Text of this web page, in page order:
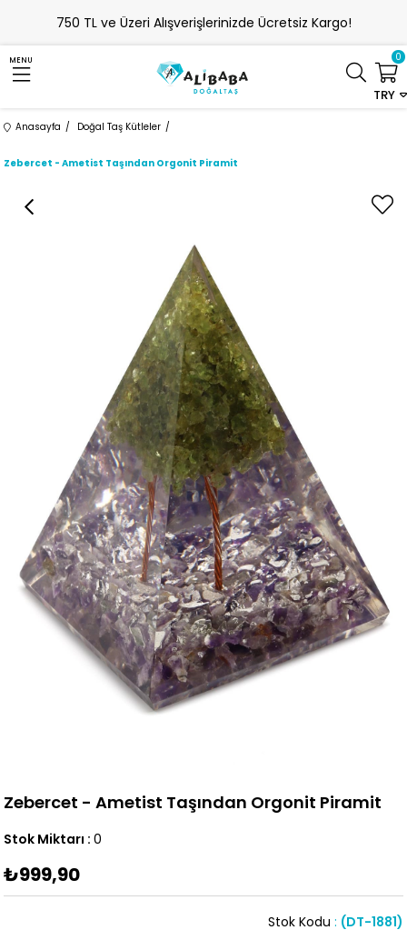
750 TL ve Üzeri Alışverişlerinizde Ücretsiz Kargo!
MENU
TRY
0
Anasayfa Doğal Taş Kütleler
Zebercet - Ametist Taşından Orgonit Piramit
Zebercet - Ametist Taşından Orgonit Piramit
Stok Miktarı : 0
₺999,90
(DT-1881)
Stok Kodu